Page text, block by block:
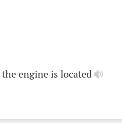
the engine is located